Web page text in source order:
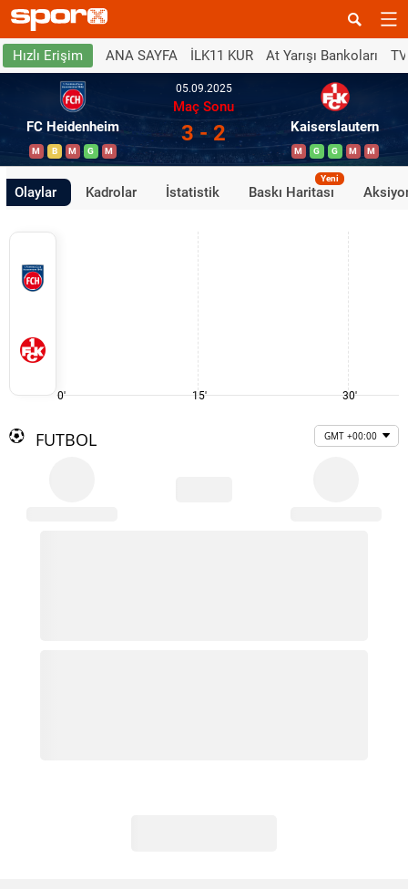
Hızlı Erişim ANA SAYFA İLK11 KUR At Yarışı Bankoları
FC Heidenheim
M B M G M
05.09.2025
Maç Sonu
3 - 2 Kaiserslautern
M G G M M
Olaylar Kadrolar İstatistik Baskı Haritası
Yeni
0' 15' 30'
FUTBOL GMT +00:00